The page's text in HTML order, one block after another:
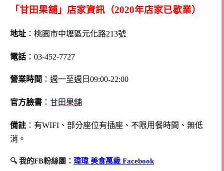
「甘田果舖」店家資訊（2020年店家已歇業）
地址 ：桃園市中壢區元化路213號
電話 ：03-452-7727
營業時間 ：週一至週日09:00-22:00
官方臉書 ： 甘田果舖
備註 ：有WIFI、部分座位有插座、不限用餐時間、無低
消。
🔍 我的FB粉絲團： 瑋瑋 美食萬歲 Facebook